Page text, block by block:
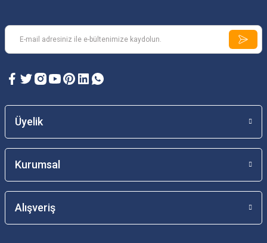
Üyelik
Kurumsal
Alışveriş